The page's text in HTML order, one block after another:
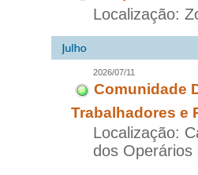
Localização:
2026/07/11
Comunidade
Trabalhadores e
Localização:
dos